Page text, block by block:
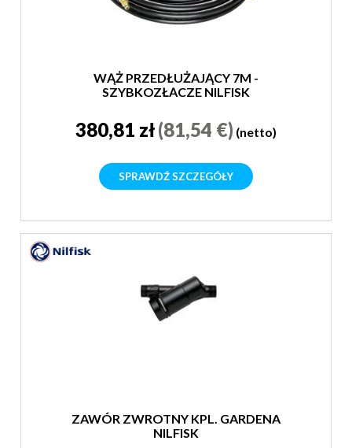
WĄŻ PRZEDŁUŻAJĄCY 7M -
SZYBKOZŁĄCZE NILFISK
380,81 zł(81,54 €) (netto)
SPRAWDŹ SZCZEGÓŁY
ZAWÓR ZWROTNY KPL. GARDENA
NILFISK